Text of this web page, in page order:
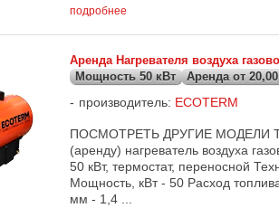
подробнее
Аренда Нагревателя воздуха
Мощность 50 кВт
Аренда от
производитель: ECOTERM
ПОСМОТРЕТЬ ДРУГИЕ МОДЕЛИ
(аренду) нагреватель воздуха
50 кВт, термостат, переносной
Мощность, кВт - 50 Расход
мм - 1,4 ...